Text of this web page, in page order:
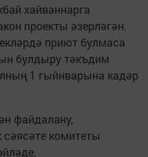
хайваннарга
проекты әзерләгән.
приют булмаса
булдыру тәкъдим
1 гыйнварына кадәр
файдалану,
сәясәте комитеты